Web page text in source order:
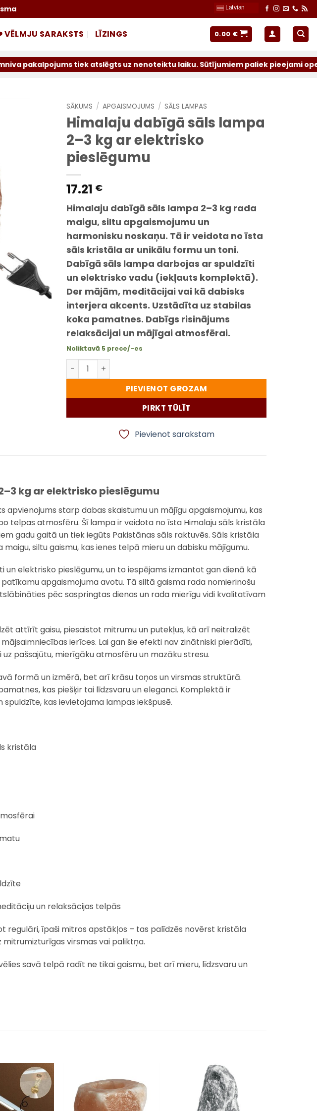
Latvian
SARAKSTS LĪZINGS 0.00 €
tiek atslēgts uz nenoteiktu laiku. Sūtījumiem paliek pieejami operatori:
SĀKUMS / APGAISMOJUMS / SĀLS LAMPAS
Himalaju dabīgā sāls lampa
2–3 kg ar elektrisko
pieslēgumu
17.21 €
Himalaju dabīgā sāls lampa 2–3 kg rada
maigu, siltu apgaismojumu un
harmonisku noskaņu. Tā ir veidota no īsta
sāls kristāla ar unikālu formu un toni.
Dabīgā sāls lampa darbojas ar spuldzīti
un elektrisko vadu (iekļauts komplektā).
Der mājām, meditācijai vai kā dabisks
interjera akcents. Uzstādīta uz stabilas
koka pamatnes. Dabīgs risinājums
relaksācijai un mājīgai atmosfērai.
Noliktavā 5 prece/-es
Himalaju dabīgā sāls lampa 2–3 kg ar elektrisko pieslēgumu
PIEVIENOT GROZAM
PIRKT TŪLĪT
Pievienot sarakstam
kg ar elektrisko pieslēgumu
apvienojums starp dabas skaistumu un mājīgu apgaismojumu, kas
telpas atmosfēru. Šī lampa ir veidota no īsta Himalaju sāls kristāla
gadu gaitā un tiek iegūts Pakistānas sāls raktuvēs. Sāls kristāla
siltu gaismu, kas ienes telpā mieru un dabisku mājīgumu.
un elektrisko pieslēgumu, un to iespējams izmantot gan dienā kā
apgaismojuma avotu. Tā siltā gaisma rada nomierinošu
pēc saspringtas dienas un rada mierīgu vidi kvalitatīvam
attīrīt gaisu, piesaistot mitrumu un putekļus, kā arī neitralizēt
ierīces. Lai gan šie efekti nav zinātniski pierādīti,
pašsajūtu, mierīgāku atmosfēru un mazāku stresu.
formā un izmērā, bet arī krāsu toņos un virsmas struktūrā.
kas piešķir tai līdzsvaru un eleganci. Komplektā ir
kas ievietojama lampas iekšpusē.
kristāla
un relaksācijas telpās
regulāri, īpaši mitros apstākļos – tas palīdzēs novērst kristāla
virsmas vai paliktņa.
savā telpā radīt ne tikai gaismu, bet arī mieru, līdzsvaru un
Pievienot
sarakstam
Pievienot
sarakstam
Pievienot
sarakstam